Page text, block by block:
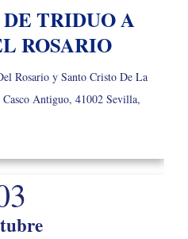
TRIDUO A
ROSARIO
Rosario y Santo Cristo De La
Antiguo, 41002 Sevilla,